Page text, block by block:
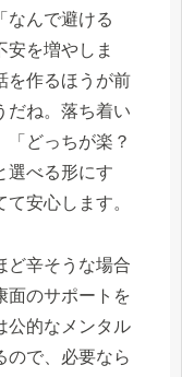
なんで避ける
安を増やしま
を作るほうが前
だね。落ち着い
「どっちが楽？
選べる形にす
安心します。
ど辛そうな場合
面のサポートを
公的なメンタル
ので、必要なら